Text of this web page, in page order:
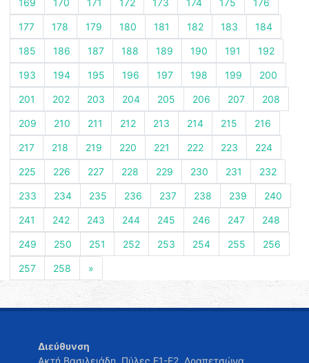
169 170 171 172 173 174 175 176
177 178 179 180 181 182 183 184
185 186 187 188 189 190 191 192
193 194 195 196 197 198 199 200
201 202 203 204 205 206 207 208
209 210 211 212 213 214 215 216
217 218 219 220 221 222 223 224
225 226 227 228 229 230 231 232
233 234 235 236 237 238 239 240
241 242 243 244 245 246 247 248
249 250 251 252 253 254 255 256
257 258 »
Διεύθυνση
Ακτή Βασιλειάδη, Πύλες Ε1-Ε2, Δραπετσώνα